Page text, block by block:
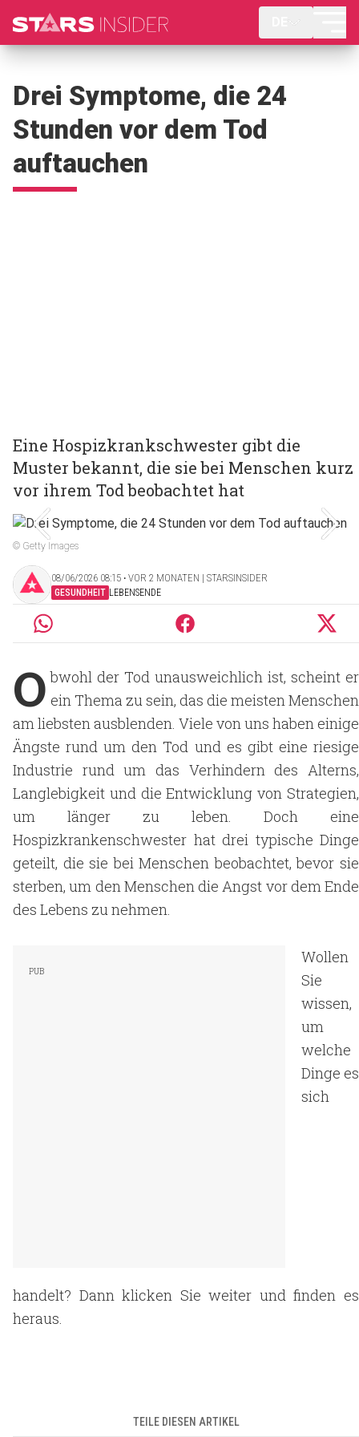
Drei Symptome, die 24
Stunden vor dem Tod
auftauchen
Eine Hospizkrankschwester gibt die
Muster bekannt, die sie bei Menschen kurz
vor ihrem Tod beobachtet hat
© Getty Images
08/06/2026 08:15 ‧ VOR 2 MONATEN | STARSINSIDER
GESUNDHEIT LEBENSENDE
O bwohl der Tod unausweichlich ist, scheint er
ein Thema zu sein, das die meisten Menschen
am liebsten ausblenden. Viele von uns haben einige
Ängste rund um den Tod und es gibt eine riesige
Industrie rund um das Verhindern des Alterns,
Langlebigkeit und die Entwicklung von Strategien,
um länger zu leben. Doch eine
Hospizkrankenschwester hat drei typische Dinge
geteilt, die sie bei Menschen beobachtet, bevor sie
sterben, um den Menschen die Angst vor dem Ende
des Lebens zu nehmen.
Wollen
Sie
wissen,
um
welche
Dinge es
sich
handelt? Dann klicken Sie weiter und finden es
heraus.
TEILE DIESEN ARTIKEL